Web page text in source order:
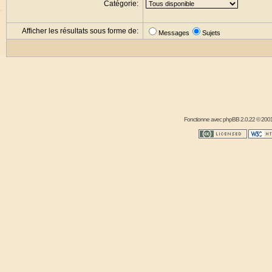
Catégorie:
Afficher les résultats sous forme de: Messages Sujets
Fonctionne avecphpBB2.0.22 ©